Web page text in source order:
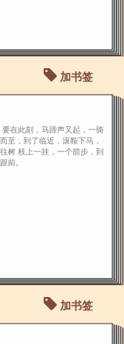
加书签
要在此刻，马蹄声又起，一骑
至，到了临近，滚鞍下马，
树 枝上一挂，一个箭步，到
前。
加书签